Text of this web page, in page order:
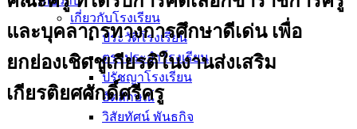
เกี่ยวกับโรงเรียน
ประวัติโรงเรียน
ตราประจำโรงเรียน
ปรัชญาโรงเรียน
อัตลักษณ์
วิสัยทัศน์ พันธกิจ
และบุคลากรทางการศึกษาดีเด่น เพื่อ
ยกย่องเชิดชูเกียรติในงานส่งเสริม
เกียรติยศศักดิ์ศรีครู